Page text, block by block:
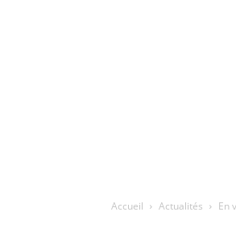
Accueil Actualités En